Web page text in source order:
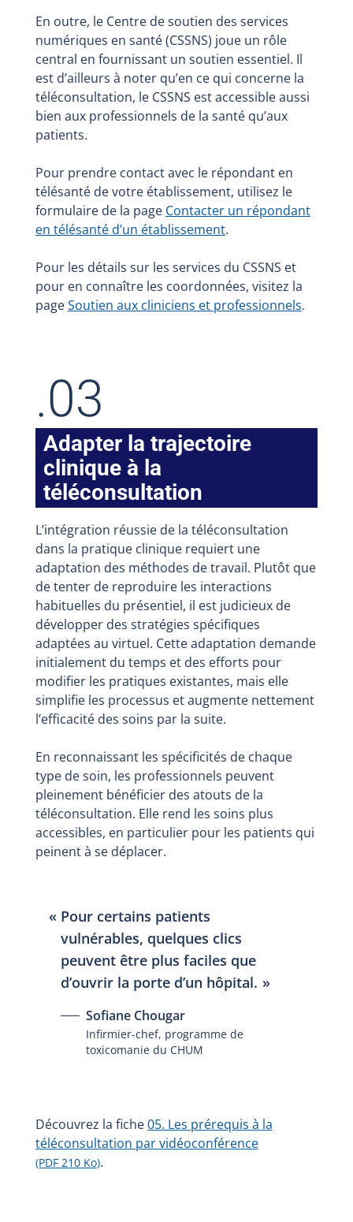
En outre, le Centre de soutien des services
numériques en santé (CSSNS) joue un rôle
central en fournissant un soutien essentiel. Il
est d’ailleurs à noter qu’en ce qui concerne la
téléconsultation, le CSSNS est accessible aussi
bien aux professionnels de la santé qu’aux
patients.
Pour prendre contact avec le répondant en
télésanté de votre établissement, utilisez le
formulaire de la page Contacter un répondant
en télésanté d’un établissement.
Pour les détails sur les services du CSSNS et
pour en connaître les coordonnées, visitez la
pageSoutien aux cliniciens et professionnels.
.03
Adapter la trajectoire
clinique à la
téléconsultation
L’intégration réussie de la téléconsultation
dans la pratique clinique requiert une
adaptation des méthodes de travail. Plutôt que
de tenter de reproduire les interactions
habituelles du présentiel, il est judicieux de
développer des stratégies spécifiques
adaptées au virtuel. Cette adaptation demande
initialement du temps et des efforts pour
modifier les pratiques existantes, mais elle
simplifie les processus et augmente nettement
l’efficacité des soins par la suite.
En reconnaissant les spécificités de chaque
type de soin, les professionnels peuvent
pleinement bénéficier des atouts de la
téléconsultation. Elle rend les soins plus
accessibles, en particulier pour les patients qui
peinent à se déplacer.
Pour certains patients
vulnérables, quelques clics
peuvent être plus faciles que
d’ouvrir la porte d’un hôpital.
Sofiane Chougar
Infirmier-chef, programme de
toxicomanie du CHUM
Découvrez la fiche05. Les prérequis à la
téléconsultation par vidéoconférence
(PDF 210 Ko).